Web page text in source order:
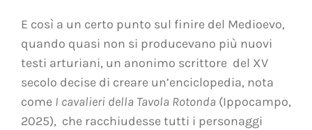
E così a un certo punto sul finire del Medioevo,
quando quasi non si producevano più nuovi
testi arturiani, un anonimo scrittore del XV
secolo decise di creare un’enciclopedia, nota
come I cavalieri della Tavola Rotonda (Ippocampo,
2025), che racchiudesse tutti i personaggi